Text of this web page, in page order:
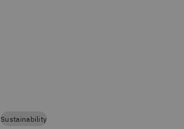
Sustainability